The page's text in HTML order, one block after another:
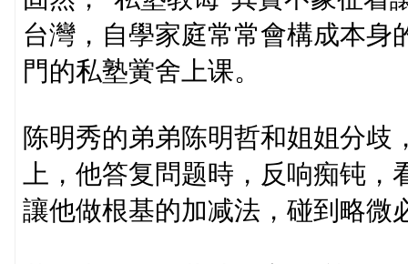
台灣，自學家庭常常會構成本身
門的私塾黉舍上课。
陈明秀的弟弟陈明哲和姐姐分歧
上，他答复問题時，反响痴钝
讓他做根基的加减法，碰到略微